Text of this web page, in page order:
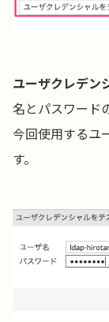
ユーザクレデン
名とパスワード
今回使用するユ
す。